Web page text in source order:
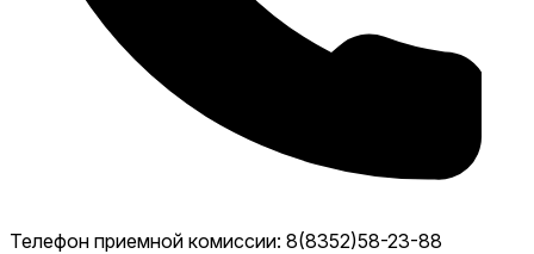
Телефон приемной комиссии: 8(8352)58-23-88